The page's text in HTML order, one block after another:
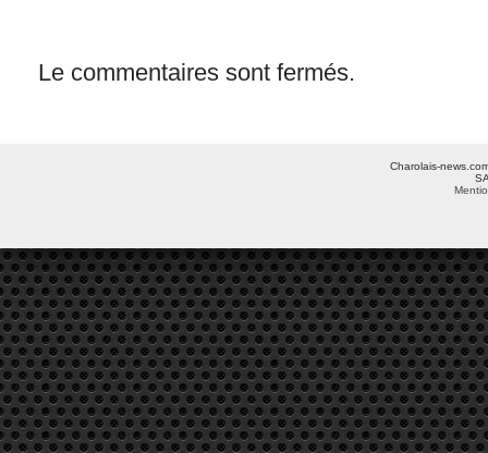
Le commentaires sont fermés.
Charolais-